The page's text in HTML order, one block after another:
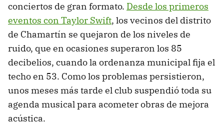
conciertos de gran formato. Desde los primeros
eventos con Taylor Swift, los vecinos del distrito
de Chamartín se quejaron de los niveles de
ruido, que en ocasiones superaron los 85
decibelios, cuando la ordenanza municipal fija el
techo en 53. Como los problemas persistieron,
unos meses más tarde el club suspendió toda su
agenda musical para acometer obras de mejora
acústica.